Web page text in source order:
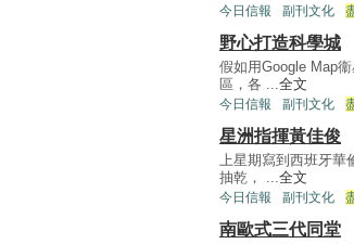
今日信報 副刊文化
野心打造科學城
假如用Google Map
區，各 ...全文
今日信報 副刊文化
星洲指揮黃佳俊
上星期寫到西班牙華
抽乾， ...全文
今日信報 副刊文化
南歐式三代同堂